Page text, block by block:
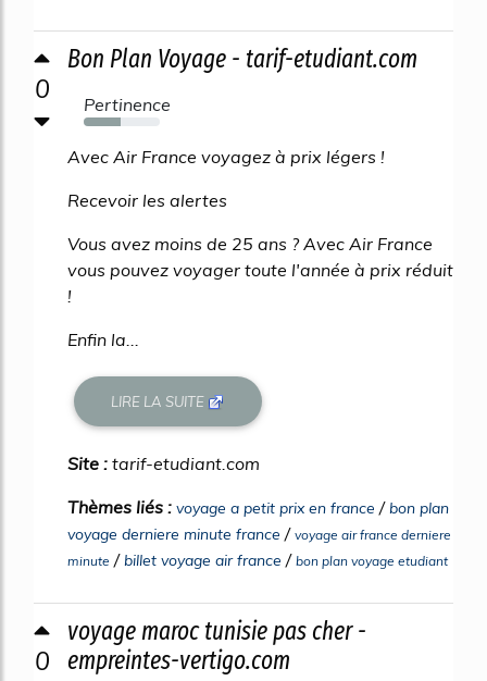
0
Bon Plan Voyage - tarif-etudiant.com
Pertinence
49%
Avec Air France voyagez à prix légers !
Recevoir les alertes
Vous avez moins de 25 ans ? Avec Air France
vous pouvez voyager toute l'année à prix réduit
!
Enfin la...
LIRE LA SUITE
Site : tarif-etudiant.com
Thèmes liés : voyage a petit prix en france /bon plan
voyage derniere minute france / voyage air france derniere
minute /billet voyage air france / bon plan voyage etudiant
0
voyage maroc tunisie pas cher -
empreintes-vertigo.com